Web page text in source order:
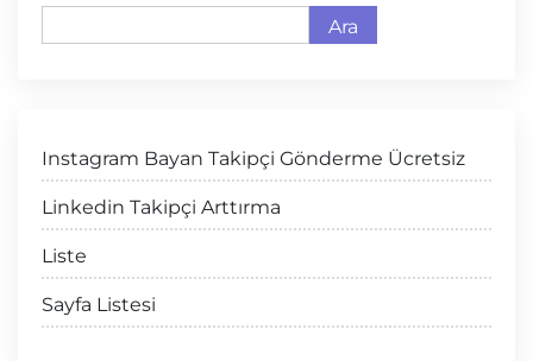
Ara
Instagram Bayan Takipçi Gönderme Ücretsiz
Linkedin Takipçi Arttırma
Liste
Sayfa Listesi